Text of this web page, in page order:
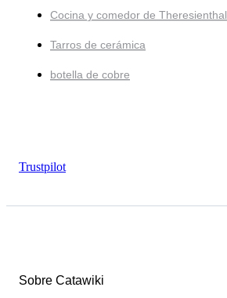
Cocina y comedor de Theresienthal
Tarros de cerámica
botella de cobre
Trustpilot
Sobre Catawiki